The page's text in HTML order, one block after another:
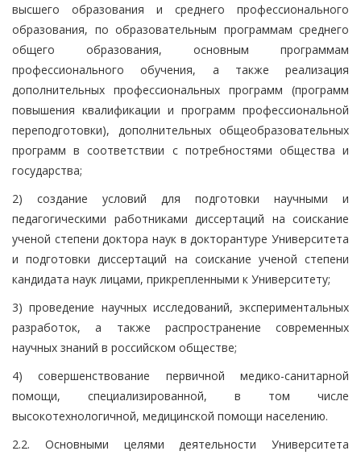
высшего образования и среднего профессионального
образования, по образовательным программам среднего
общего образования, основным программам
профессионального обучения, а также реализация
дополнительных профессиональных программ (программ
повышения квалификации и программ профессиональной
переподготовки), дополнительных общеобразовательных
программ в соответствии с потребностями общества и
государства;
2) создание условий для подготовки научными и
педагогическими работниками диссертаций на соискание
ученой степени доктора наук в докторантуре Университета
и подготовки диссертаций на соискание ученой степени
кандидата наук лицами, прикрепленными к Университету;
3) проведение научных исследований, экспериментальных
разработок, а также распространение современных
научных знаний в российском обществе;
4) совершенствование первичной медико-санитарной
помощи, специализированной, в том числе
высокотехнологичной, медицинской помощи населению.
2.2. Основными целями деятельности Университета